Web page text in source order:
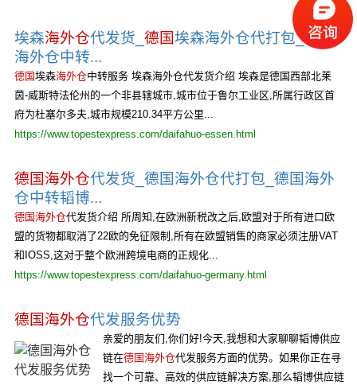
埃森海外仓代发货_ 德国埃森海外仓代打包_埃森
海外仓中转...
德国埃森海外仓中转服务 埃森海外仓代发货介绍 埃森是德国西部北莱
茵-威斯特法伦州的一个非县辖城市,城市位于鲁尔工业区,所属行政区首
府为杜塞尔多夫,城市规模210.34平方公里...
https://www.topestexpress.com/daifahuo-essen.html
德国海外仓代发货_德国海外仓代打包_德国海外
仓中转韬博...
德国海外仓代发货介绍 所周知,在欧洲新税改之后,欧盟对于所有进口欧
盟的货物都取消了22欧的免征限制,所有在欧盟销售的商家必须注册VAT
和IOSS,这对于整个欧洲跨境电商的正规化...
https://www.topestexpress.com/daifahuo-germany.html
德国海外仓代发服务优势
亲爱的朋友们,你们好!今天,我想和大家聊聊韬博供应
链在德国海外仓代发服务方面的优势。如果你正在寻
找一个可靠、高效的供应链解决方案,那么韬博供应链